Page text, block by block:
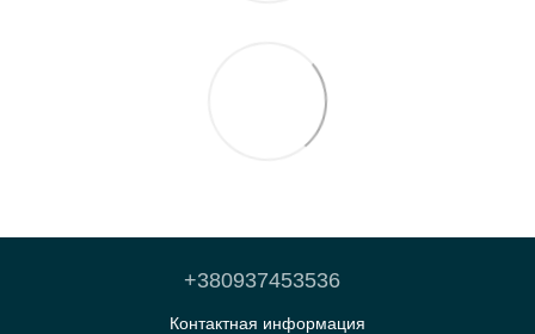
+380937453536
Контактная информация